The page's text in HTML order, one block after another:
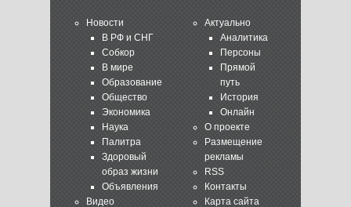
Новости
В РФ и СНГ
Собкор
В мире
Образование
Общество
Экономика
Наука
Палитра
Здоровый
образ жизни
Объявления
Видео
Актуально
Аналитика
Персоны
Прямой
путь
История
Онлайн
О проекте
Размещение
рекламы
RSS
Контакты
Карта сайта